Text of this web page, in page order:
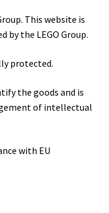
This website is
by the LEGO Group.
protected.
the goods and is
of intellectual
with EU